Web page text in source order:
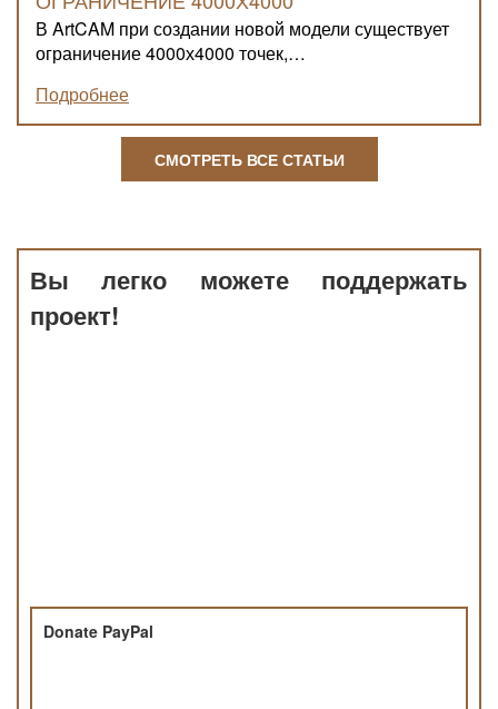
В ArtCAM при создании новой модели существует
ограничение 4000х4000 точек,…
Подробнее
СМОТРЕТЬ ВСЕ СТАТЬИ
Вы легко можете поддержать
проект!
Donate PayPal